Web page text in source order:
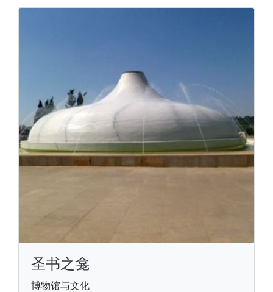
圣书之龛
博物馆与文化